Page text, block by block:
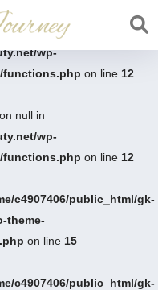
wp-
functions.php on line 12
null in
wp-
functions.php on line 12
c4907406/public_html/gk-
theme-
on line 15
c4907406/public_html/gk-